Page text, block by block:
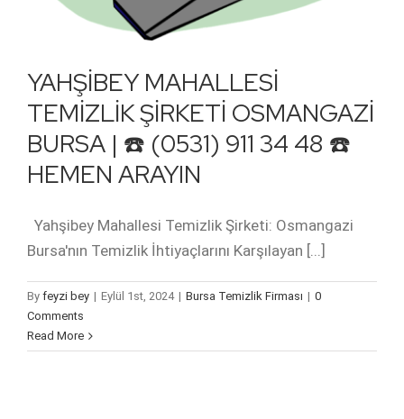
YAHŞİBEY MAHALLESİ
TEMİZLİK ŞİRKETİ OSMANGAZİ
BURSA | ☎️ (0531) 911 34 48 ☎️
HEMEN ARAYIN
Yahşibey Mahallesi Temizlik Şirketi: Osmangazi
Bursa'nın Temizlik İhtiyaçlarını Karşılayan [...]
By feyzi bey | Eylül 1st, 2024 | Bursa Temizlik Firması | 0
Comments
Read More